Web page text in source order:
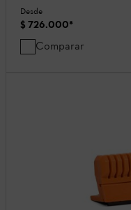
Desde
$ 726.000*
Comparar